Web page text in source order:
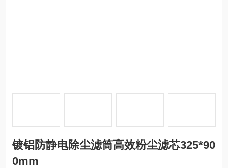
镀铝防静电除尘滤筒高效粉尘滤芯325*90
0mm